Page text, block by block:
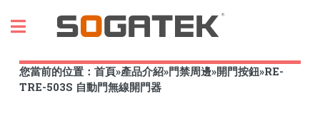
您當前的位置： 首頁»產品介紹»門禁周邊»開門按鈕»RE-
TRE-503S 自動門無線開門器
Toggle